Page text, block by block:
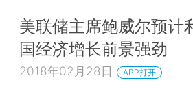
美联储主席鲍威尔预计
国经济增长前景强劲
2018年02月28日 APP打开